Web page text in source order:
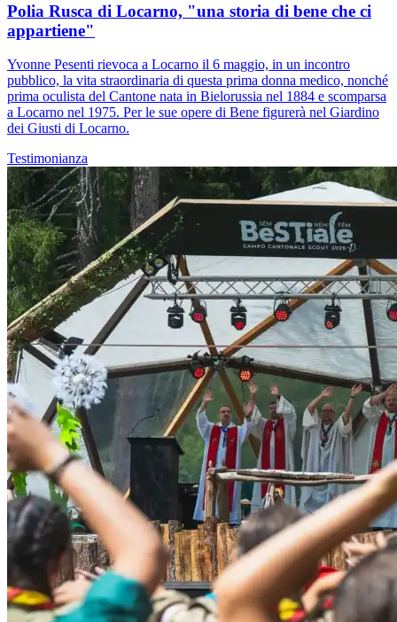
Polia Rusca di Locarno, "una storia di bene che ci
appartiene"
Yvonne Pesenti rievoca a Locarno il 6 maggio, in un incontro
pubblico, la vita straordinaria di questa prima donna medico, nonché
prima oculista del Cantone nata in Bielorussia nel 1884 e scomparsa
a Locarno nel 1975. Per le sue opere di Bene figurerà nel Giardino
dei Giusti di Locarno.
Testimonianza